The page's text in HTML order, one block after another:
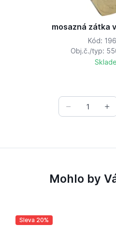
mosazná zátka
Kód:
Obj.č./typ:
Mohlo by
Sleva 20%